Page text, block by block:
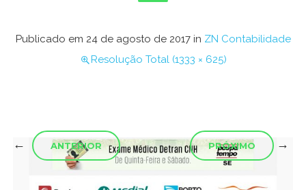
Publicado em 24 de agosto de 2017in ZN Contabilidade
Resolução Total (1333 × 625)
← ANTERIOR PRÓXIMO →